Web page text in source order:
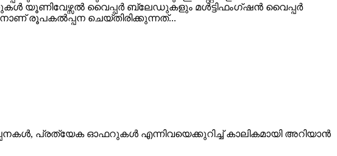
യൂണിവേഴ്സൽ വൈപ്പർ ബ്ലേഡുകളും മൾട്ടിഫംഗ്ഷൻ വൈപ്പർ
രൂപകൽപ്പന ചെയ്തിരിക്കുന്നത്...
പ്രത്യേക ഓഫറുകൾ എന്നിവയെക്കുറിച്ച് കാലികമായി അറിയാൻ